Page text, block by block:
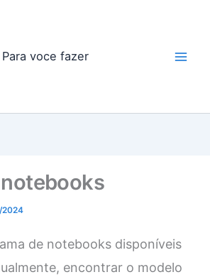
Para voce fazer
de notebooks disponíveis
encontrar o modelo